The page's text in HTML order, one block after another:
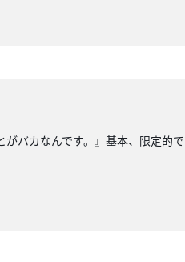
バカなんです。』基本、限定的